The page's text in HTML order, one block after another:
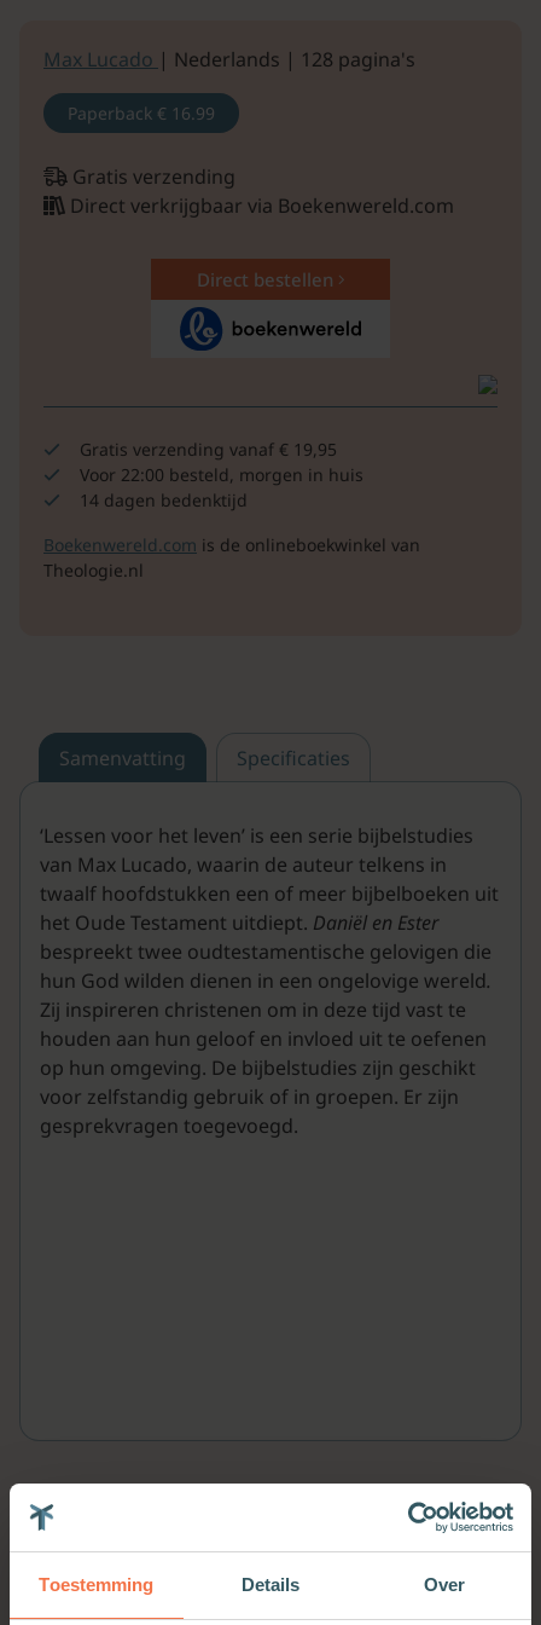
Toestemming Details Over
Max Lucado | Nederlands | 128 pagina's
Paperback € 16.99
Gratis verzending
Direct verkrijgbaar via Boekenwereld.com
Direct bestellen
Gratis verzending vanaf € 19,95
Voor 22:00 besteld, morgen in huis
14 dagen bedenktijd
Boekenwereld.com is de onlineboekwinkel van
Theologie.nl
Samenvatting Specificaties
‘Lessen voor het leven’ is een serie bijbelstudies
van Max Lucado, waarin de auteur telkens in
twaalf hoofdstukken een of meer bijbelboeken uit
het Oude Testament uitdiept. Daniël en Ester
bespreekt twee oudtestamentische gelovigen die
hun God wilden dienen in een ongelovige wereld.
Zij inspireren christenen om in deze tijd vast te
houden aan hun geloof en invloed uit te oefenen
op hun omgeving. De bijbelstudies zijn geschikt
voor zelfstandig gebruik of in groepen. Er zijn
gesprekvragen toegevoegd.
Meer van deze auteur